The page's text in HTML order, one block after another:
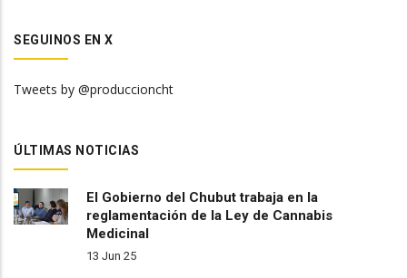
SEGUINOS EN X
Tweets by @produccioncht
ÚLTIMAS NOTICIAS
El Gobierno del Chubut trabaja en la
reglamentación de la Ley de Cannabis
Medicinal
13 Jun 25